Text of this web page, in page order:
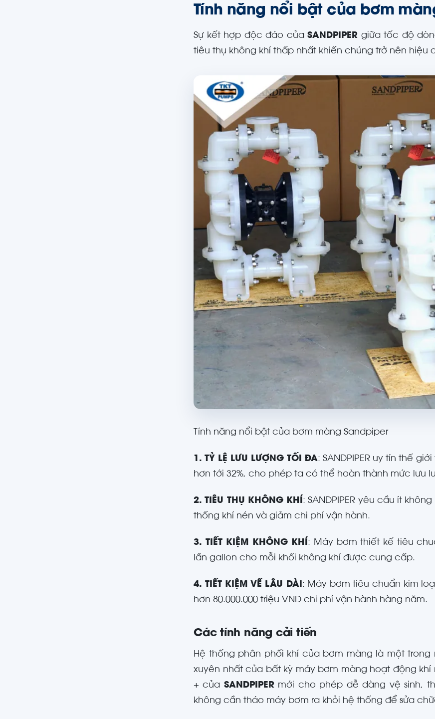
Tính năng nổi bật của bơm
Sự kết hợp độc đáo của SANDPIPER giữa tốc độ
tiêu thụ không khí thấp nhất khiến chúng trở nên hiệu
Tính năng nổi bật của bơm màng Sandpiper
1. TỶ LỆ LƯU LƯỢNG TỐI ĐA: SANDPIPER uy tín thế
hơn tới 32%, cho phép ta có thể hoàn thành mức lưu
2. TIÊU THỤ KHÔNG KHÍ: SANDPIPER yêu cầu ít
thống khí nén và giảm chi phí vận hành.
3. TIẾT KIỆM KHÔNG KHÍ: Máy bơm thiết kế tiêu
lần gallon cho mỗi khối không khí được cung cấp.
4. TIẾT KIỆM VỀ LÂU DÀI: Máy bơm tiêu chuẩn kim
hơn 80.000.000 triệu VND chi phí vận hành hàng năm.
Các tính năng cải tiến
Hệ thống phân phối khí của bơm màng là một
xuyên nhất của bất kỳ máy bơm màng hoạt động
+ của SANDPIPERmới cho phép dễ dàng vệ sinh,
không cần tháo máy bơm ra khỏi hệ thống để sửa